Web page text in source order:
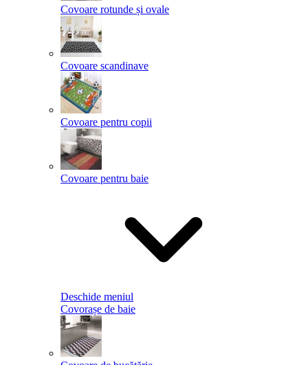
Covoare rotunde și ovale
Covoare scandinave
Covoare pentru copii
Covoare pentru baie
Deschide meniul
Covorașe de baie